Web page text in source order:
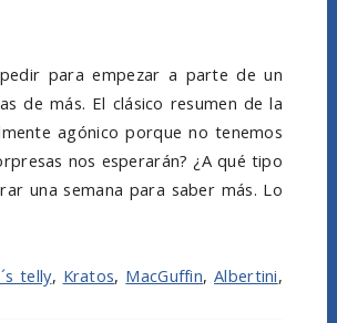
para empezar a parte de un
de más. El clásico resumen de la
agónico porque no tenemos
nos esperarán? ¿A qué tipo
una semana para saber más. Lo
telly, Kratos, MacGuffin,Albertini,